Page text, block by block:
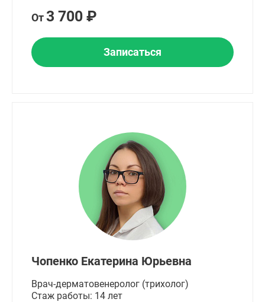
От3 700 ₽
Записаться
Чопенко Екатерина Юрьевна
Врач-дерматовенеролог (трихолог)
Стаж работы: 14 лет